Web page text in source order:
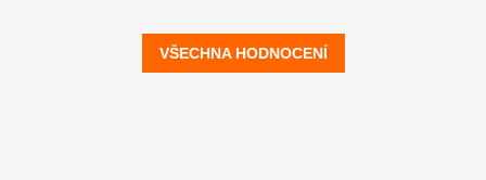
VŠECHNA HODNOCENÍ